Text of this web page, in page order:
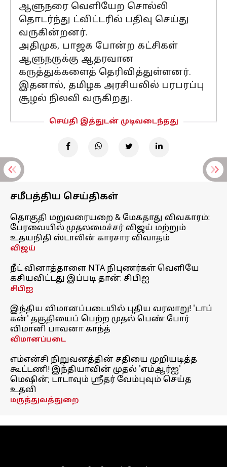
ஆளுநரை வெளியேற சொல்லி
தொடர்ந்து ட்விட்டரில் பதிவு செய்து
வருகின்றனர்.
அதிமுக, பாஜக போன்ற கட்சிகள்
ஆளுநருக்கு ஆதரவான
கருத்துக்களைத் தெரிவித்துள்ளனர்.
இதனால், தமிழக அரசியலில் பரபரப்பு
சூழல் நிலவி வருகிறது.
செய்தி இத்துடன் முடிவடைந்தது
சமீபத்திய செய்திகள்
தொகுதி மறுவரையறை & மேகதாது விவகாரம்:
பேரவையில் முதலமைச்சர் விஜய் மற்றும்
உதயநிதி ஸ்டாலின் காரசார விவாதம்
விஜய்
நீட் வினாத்தாளை NTA நிபுணர்கள் வெளியே
கசியவிட்டது இப்படி தான்: சிபிஐ
சிபிஐ
இந்திய விமானப்படையில் புதிய வரலாறு! 'டாப்
கன்' தகுதியைப் பெற்ற முதல் பெண் போர்
விமானி பாவனா காந்த்
விமானப்படை
எம்என்சி நிறுவனத்தின் சதியை முறியடித்த
கூட்டணி! இந்தியாவின் முதல் 'எம்ஆர்ஐ'
மெஷின்; டாடாவும் ஸ்ரீதர் வேம்புவும் செய்த
உதவி
மருத்துவத்துறை